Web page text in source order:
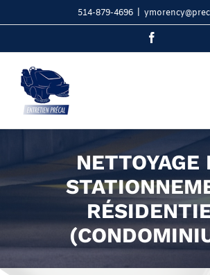
514-879-4696
NETTOYAGE